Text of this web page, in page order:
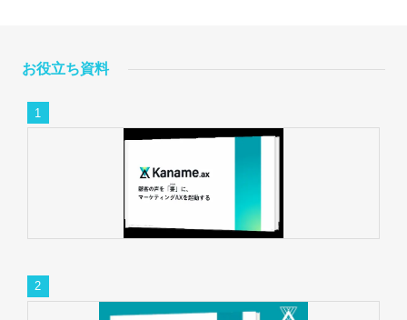
お役立ち資料